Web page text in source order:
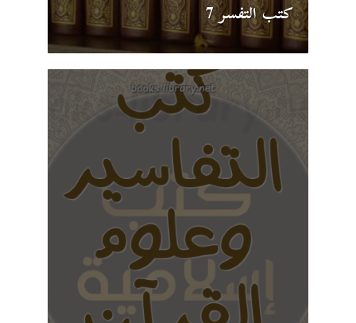
كتب التفسر 7